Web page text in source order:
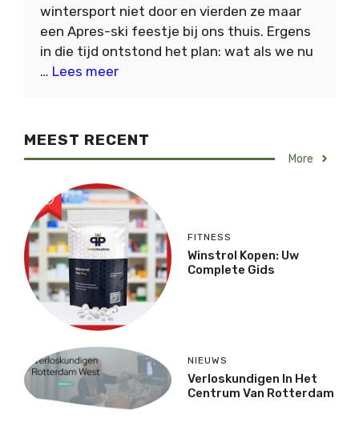
wintersport niet door en vierden ze maar
een Apres-ski feestje bij ons thuis. Ergens
in die tijd ontstond het plan: wat als we nu
… Lees meer
MEEST RECENT
More
FITNESS
Winstrol Kopen: Uw
Complete Gids
NIEUWS
Verloskundigen In Het
Centrum Van Rotterdam